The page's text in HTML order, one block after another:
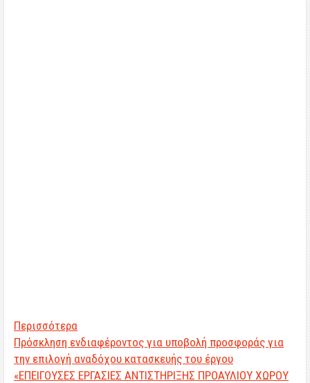
Περισσότερα
Πρόσκληση ενδιαφέροντος για υποβολή προσφοράς για
την επιλογή αναδόχου κατασκευής του έργου
«ΕΠΕΙΓΟΥΣΕΣ ΕΡΓΑΣΙΕΣ ΑΝΤΙΣΤΗΡΙΞΗΣ ΠΡΟΑΥΛΙΟΥ ΧΩΡΟΥ